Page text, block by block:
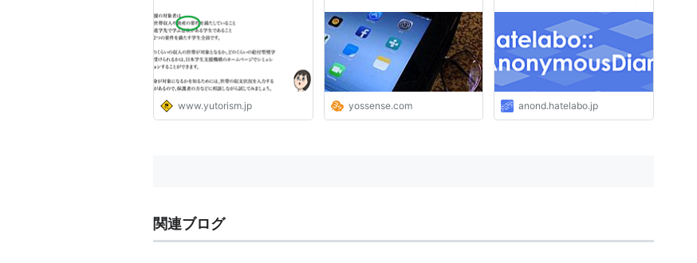
www.yutorism.jp yossense.com anond.hatelabo.jp
関連ブログ